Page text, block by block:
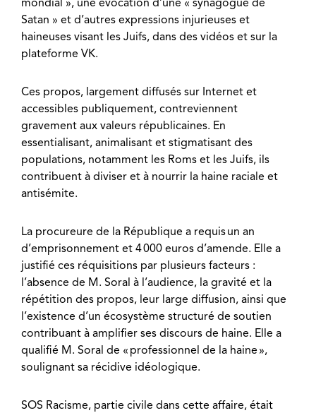
mondial », une évocation d’une « synagogue de
Satan » et d’autres expressions injurieuses et
haineuses visant les Juifs, dans des vidéos et sur la
plateforme VK.
Ces propos, largement diffusés sur Internet et
accessibles publiquement, contreviennent
gravement aux valeurs républicaines. En
essentialisant, animalisant et stigmatisant des
populations, notamment les Roms et les Juifs, ils
contribuent à diviser et à nourrir la haine raciale et
antisémite.
La procureure de la République a requis un an
d’emprisonnement et 4 000 euros d’amende. Elle a
justifié ces réquisitions par plusieurs facteurs :
l’absence de M. Soral à l’audience, la gravité et la
répétition des propos, leur large diffusion, ainsi que
l’existence d’un écosystème structuré de soutien
contribuant à amplifier ses discours de haine. Elle a
qualifié M. Soral de « professionnel de la haine »,
soulignant sa récidive idéologique.
SOS Racisme, partie civile dans cette affaire, était